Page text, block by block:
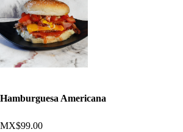
Hamburguesa Americana
MX$99.00